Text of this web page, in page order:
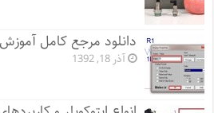
دانلود مرجع کامل آموزش OrCAD PSpice
آذر 18, 1392